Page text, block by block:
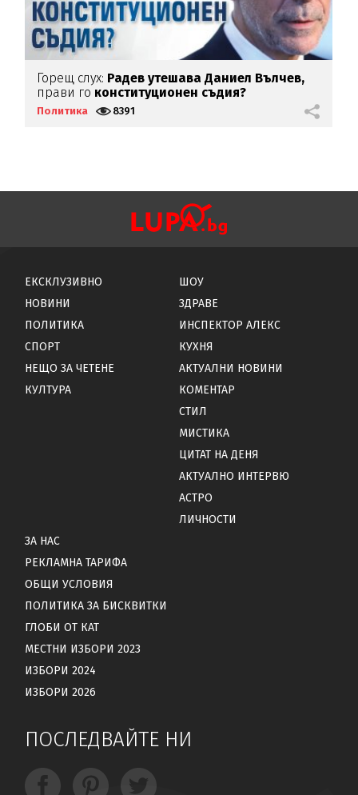
Горещ слух: Радев утешава Даниел Вълчев,
прави го конституционен съдия?
Политика 8391
ЕКСКЛУЗИВНО
НОВИНИ
ПОЛИТИКА
СПОРТ
НЕЩО ЗА ЧЕТЕНЕ
КУЛТУРА
ШОУ
ЗДРАВЕ
ИНСПЕКТОР АЛЕКС
КУХНЯ
АКТУАЛНИ НОВИНИ
КОМЕНТАР
СТИЛ
МИСТИКА
ЦИТАТ НА ДЕНЯ
АКТУАЛНО ИНТЕРВЮ
АСТРО
ЛИЧНОСТИ
ЗА НАС
РЕКЛАМНА ТАРИФА
ОБЩИ УСЛОВИЯ
ПОЛИТИКА ЗА БИСКВИТКИ
ГЛОБИ ОТ КАТ
МЕСТНИ ИЗБОРИ 2023
ИЗБОРИ 2024
ИЗБОРИ 2026
ПОСЛЕДВАЙТЕ НИ